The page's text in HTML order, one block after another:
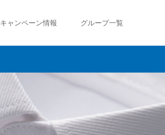
キャンペーン情報 グループ一覧